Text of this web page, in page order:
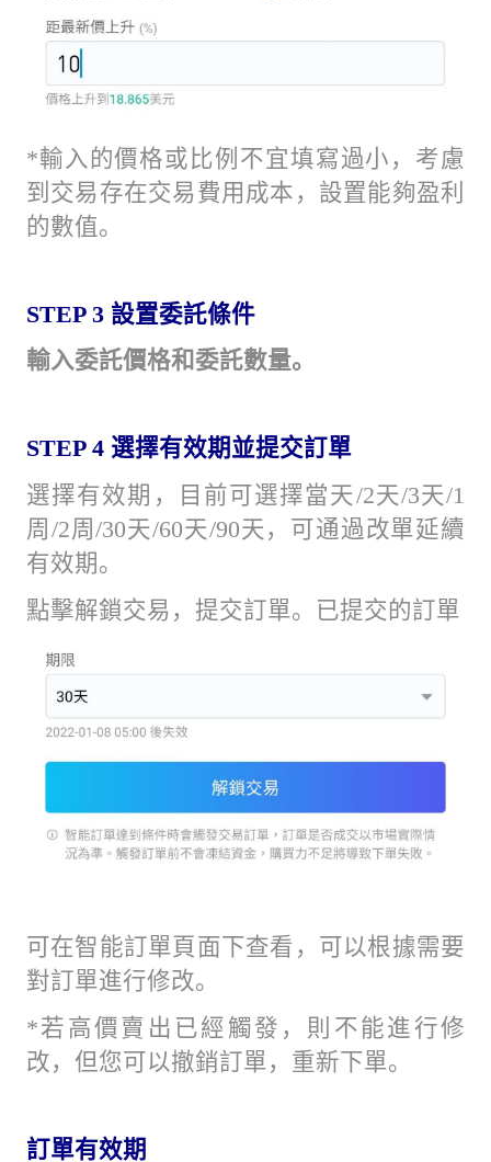
*輸入的價格或比例不宜填寫過小，考慮
到交易存在交易費用成本，設置能夠盈利
的數值。
STEP 3 設置委託條件
輸入委託價格和委託數量。
STEP 4 選擇有效期並提交訂單
選擇有效期，目前可選擇當天/2天/3天/1
周/2周/30天/60天/90天，可通過改單延續
有效期。
點擊解鎖交易，提交訂單。已提交的訂單
可在智能訂單頁面下查看，可以根據需要
對訂單進行修改。
*若高價賣出已經觸發，則不能進行修
改，但您可以撤銷訂單，重新下單。
訂單有效期